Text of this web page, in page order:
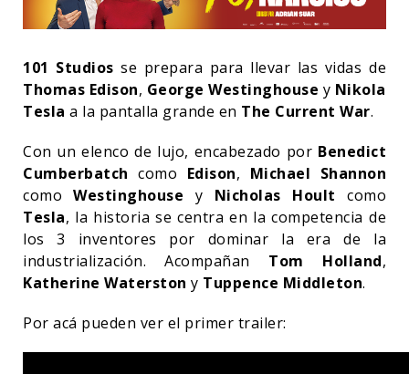
101 Studiosse prepara para llevar las vidas de
Thomas Edison, George Westinghouse y Nikola
Tesla a la pantalla grande en The Current War.
Con un elenco de lujo, encabezado por Benedict
Cumberbatch como Edison, Michael Shannon
comoWestinghouse y Nicholas Houltcomo
Tesla, la historia se centra en la competencia de
los 3 inventores por dominar la era de la
industrialización. Acompañan Tom Holland,
Katherine Waterston y Tuppence Middleton.
Por acá pueden ver el primer trailer: